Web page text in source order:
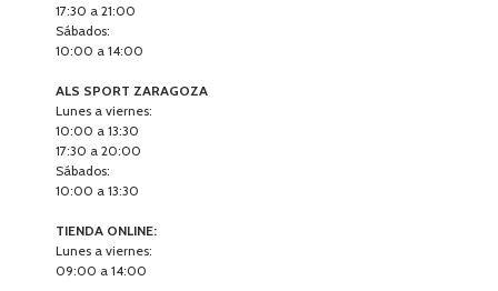
17:30 a 21:00
Sábados:
10:00 a 14:00
ALS SPORT ZARAGOZA
Lunes a viernes:
10:00 a 13:30
17:30 a 20:00
Sábados:
10:00 a 13:30
TIENDA ONLINE:
Lunes a viernes:
09:00 a 14:00